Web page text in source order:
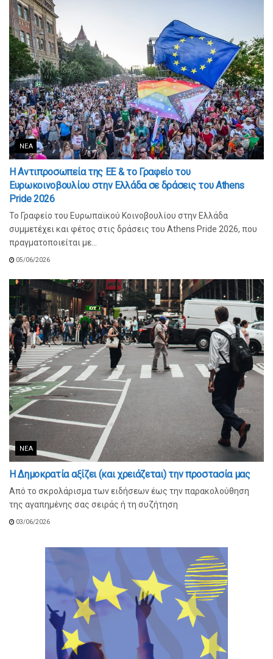
ΝΈΑ
Η Αντιπροσωπεία της ΕΕ & το Γραφείο του
Ευρωκοινοβουλίου στην Ελλάδα σε δράσεις του Athens
Pride 2026
Το Γραφείο του Ευρωπαϊκού Κοινοβουλίου στην Ελλάδα
συμμετέχει και φέτος στις δράσεις του Athens Pride 2026, που
πραγματοποιείται με...
05/06/2026
ΝΈΑ
Η Δημοκρατία αξίζει (και χρειάζεται) την προστασία μας
Από το σκρολάρισμα των ειδήσεων έως την παρακολούθηση
της αγαπημένης σας σειράς ή τη συζήτηση
03/06/2026